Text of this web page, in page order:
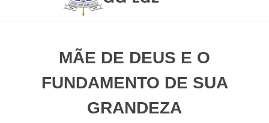
MÃE DE DEUS E O
FUNDAMENTO DE SUA
GRANDEZA